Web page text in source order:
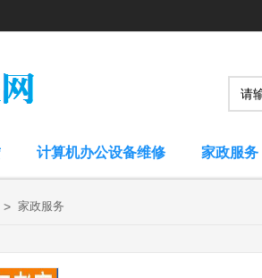
计算机办公设备维修 家政服务
> 家政服务